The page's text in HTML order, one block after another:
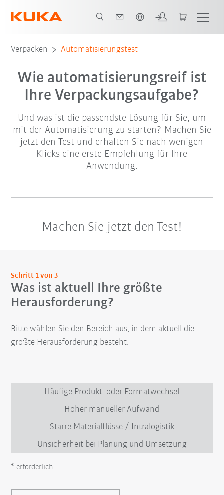
Verpacken Automatisierungstest
Wie automatisierungsreif ist
Ihre Verpackungsaufgabe?
Und was ist die passendste Lösung für Sie, um
mit der Automatisierung zu starten? Machen Sie
jetzt den Test und erhalten Sie nach wenigen
Klicks eine erste Empfehlung für Ihre
Anwendung.
Machen Sie jetzt den Test!
Schritt 1 von 3
Was ist aktuell Ihre größte
Herausforderung?
Bitte wählen Sie den Bereich aus, in dem aktuell die
größte Herausforderung besteht.
Häufige Produkt- oder Formatwechsel
Hoher manueller Aufwand
Starre Materialflüsse / Intralogistik
Unsicherheit bei Planung und Umsetzung
* erforderlich